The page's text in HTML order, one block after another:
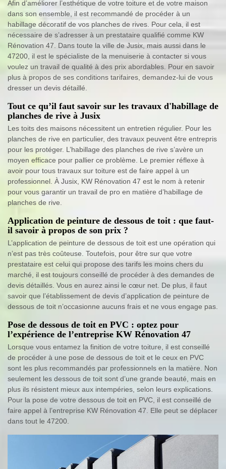
Afin d’améliorer l’esthétique de votre toiture et de votre maison
dans son ensemble, il est recommandé de procéder à un
habillage décoratif de vos planches de rives. Pour cela, il est
nécessaire de s’adresser à un prestataire qualifié comme KW
Rénovation 47. Dans toute la ville de Jusix, mais aussi dans le
47200, il est le spécialiste de la menuiserie à contacter si vous
voulez un travail de qualité à des prix abordables. Pour en savoir
plus à propos de ses conditions tarifaires, demandez-lui de vous
dresser un devis détaillé.
Tout ce qu’il faut savoir sur les travaux d'habillage de
planches de rive à Jusix
Les toits des maisons nécessitent un entretien régulier. Pour les
planches de rive en particulier, des travaux peuvent être entrepris
pour les protéger. L’habillage des planches de rive s’avère un
moyen efficace pour pallier ce problème. Le premier réflexe à
avoir pour tous travaux sur toiture est de faire appel à un
professionnel. À Jusix, KW Rénovation 47 est le nom à retenir
pour vous garantir un travail de pro en matière d’habillage de
planches de rive.
Application de peinture de dessous de toit : que faut-
il savoir à propos de son prix ?
L’application de peinture de dessous de toit est une opération qui
n’est pas très coûteuse. Toutefois, pour être sur que votre
prestataire est celui qui propose des tarifs les moins chers du
marché, il est toujours conseillé de procéder à des demandes de
devis détaillés. Vous en aurez ainsi le cœur net. De plus, il faut
savoir que l’établissement de devis d’application de peinture de
dessous de toit n’occasionne aucuns frais et ne vous engage pas.
Pose de dessous de toit en PVC : optez pour
l’expérience de l’entreprise KW Rénovation 47
Lorsque vous entamez la finition de votre toiture, il est conseillé
de procéder à une pose de dessous de toit et le ceux en PVC
sont les plus recommandés par professionnels en la matière. Non
seulement les dessous de toit sont d’une grande beauté, mais en
plus ils résistent mieux aux intempéries, selon leurs explications.
Pour la pose de votre dessous de toit en PVC, il est conseillé de
faire appel à l’entreprise KW Rénovation 47. Elle peut se déplacer
dans tout le 47200.